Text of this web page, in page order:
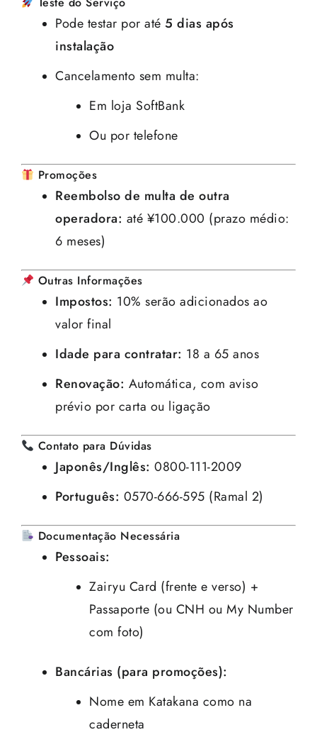
Pode testar por até 5 dias após
instalação
Cancelamento sem multa:
Em loja SoftBank
Ou por telefone
Promoções
Reembolso de multa de outra
operadora: até ¥100.000 (prazo médio:
6 meses)
Outras Informações
Impostos: 10% serão adicionados ao
valor final
Idade para contratar: 18 a 65 anos
Renovação: Automática, com aviso
prévio por carta ou ligação
Contato para Dúvidas
Japonês/Inglês: 0800-111-2009
Português: 0570-666-595 (Ramal 2)
Documentação Necessária
Pessoais:
Zairyu Card (frente e verso) +
Passaporte (ou CNH ou My Number
com foto)
Bancárias (para promoções):
Nome em Katakana como na
caderneta